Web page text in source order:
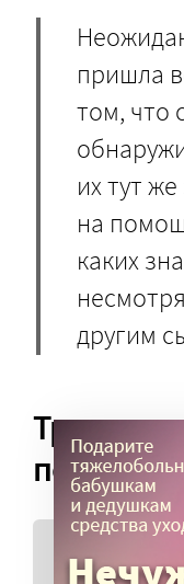
пришла
том, что
их тут
на
каких
другим
Трусость
пороков